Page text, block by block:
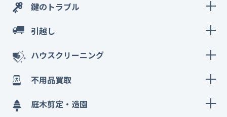
鍵のトラブル
引越し
ハウスクリーニング
不用品買取
庭木剪定・造園